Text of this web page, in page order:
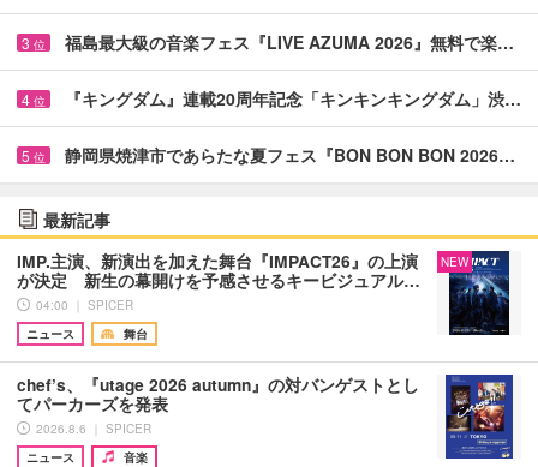
3 位 福島最大級の音楽フェス『LIVE AZUMA 2026』無料で楽…
4 位 『キングダム』連載20周年記念「キンキンキングダム」渋…
5 位 静岡県焼津市であらたな夏フェス『BON BON BON 2026…
最新記事
IMP.主演、新演出を加えた舞台『IMPACT26』の上演
が決定 新生の幕開けを予感させるキービジュアル…
04:00 ｜ SPICER
ニュース
舞台
NEW
chef’s、『utage 2026 autumn』の対バンゲストとし
てパーカーズを発表
2026.8.6 ｜ SPICER
ニュース
音楽